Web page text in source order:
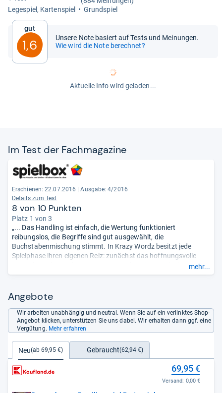
Lege­spiel, Kar­ten­spiel
Grund­spiel
Gut
1,6
Unsere Note basiert auf Tests und Meinungen.
Wie wird die Note berechnet?
Aktuelle Info wird geladen...
Im Test der Fach­ma­ga­zine
Erschienen: 22.07.2016
Ausgabe: 4/2016
Details zum Test
8 von 10 Punkten
Platz 1 von 3
„... Das Handling ist einfach, die Wertung funktioniert
reibungslos, die Begriffe sind gut ausgewählt, die
Buchstabenmischung stimmt. In Krazy Wordz besitzt jede
Spielphase ihren eigenen Reiz: zunächst das hoffnungsvolle
spontanem Geistesblitz, mal als mühsames Herantasten an
ist eine übergeordnete Dramaturgie. ...“
mehr...
Angebote
Wir arbeiten unabhängig und neutral. Wenn Sie auf ein verlinktes Shop-
Angebot klicken, unterstützen Sie uns dabei. Wir erhalten dann ggf. eine
Vergütung. Mehr erfahren
Neu(ab 69,95 €) Gebraucht(62,94 €)
69,95 €
Versand: 0,00 €